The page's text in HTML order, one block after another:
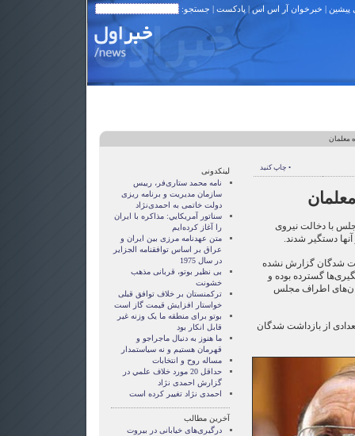
پیشین | خبرخوان آر اس اس| پادکست | جستجو:
معلمان
• چاپ کنید
با دخالت نیروی
دستگیر شدند.
شدگان گزارش نشده
گسترده بوده و
اطراف مجلس
از بازداشت شدگان
لینکدونی
نامه محمد ستاری‌فر، رییس
سازمان مدیریت و برنامه ریزی
دولت خاتمی به احمدی‌نژاد
سناتور آمريکايي: مذاکره با ايران
را آغاز کرده‌ايم
متن عهدنامه مرزى بين ايران و
عراق بر اساس توافقنامه الجزاير
در سال 1975
بی نظیر بوتو، قربانی مذهب
خشونت
ترکمنستان بر خلاف توافق قبلی
خواستار افزایش قیمت گاز است
بوتو برای منطقه ما یک وزنه غیر
قابل انکار بود
ما هنوز به دنبال ماجراجو و
قهرمان هستيم و نه سياستمدار
مساله روح و انتخابات
حداقل 20 مورد خلاف علمي در
گزارش احمدی نژاد
احمدی نژاد تغییر کرده است
آخرین مطالب
درگیری‌های خیابانی در بیروت